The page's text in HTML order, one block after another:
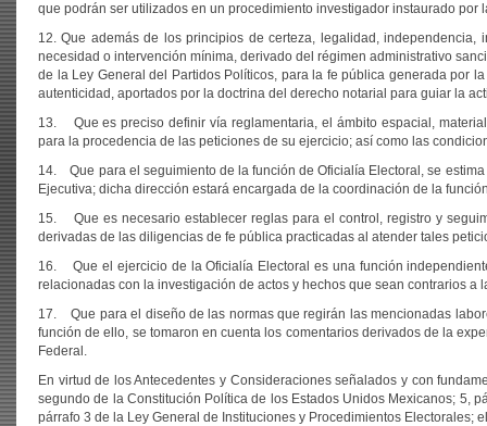
que podrán ser utilizados en un procedimiento investigador instaurado
12. Que además de los principios de certeza, legalidad,
necesidad o intervención mínima, derivado del régimen administrativo
de la Ley General del Partidos Políticos, para la fe pública generada por
autenticidad, aportados por la doctrina del derecho notarial para guiar la
13. Que es preciso definir vía reglamentaria, el ámbito espacial,
para la procedencia de las peticiones de su ejercicio; así como las
14. Que para el seguimiento de la función de Oficialía Electoral, se
Ejecutiva; dicha dirección estará encargada de la coordinación de la
15. Que es necesario establecer reglas para el control, registro y
derivadas de las diligencias de fe pública practicadas al atender tales
16. Que el ejercicio de la Oficialía Electoral es una función
relacionadas con la investigación de actos y hechos que sean contrarios a
17. Que para el diseño de las normas que regirán las mencionadas
función de ello, se tomaron en cuenta los comentarios derivados de la
Federal.
En virtud de los Antecedentes y Consideraciones señalados y con
segundo de la Constitución Política de los Estados Unidos Mexicanos; 5,
párrafo 3 de la Ley General de Instituciones y Procedimientos